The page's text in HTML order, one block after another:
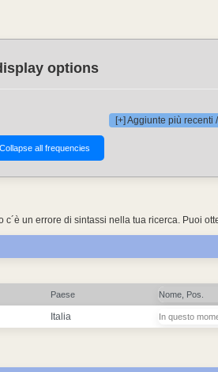
options
[+] Aggiunte più recenti
c´è un errore di sintassi nella tua ricerca. Puoi
Paese Nome, Pos.
Italia In questo